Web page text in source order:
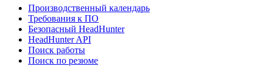
Производственный календарь
Требования к ПО
Безопасный HeadHunter
HeadHunter API
Поиск работы
Поиск по резюме